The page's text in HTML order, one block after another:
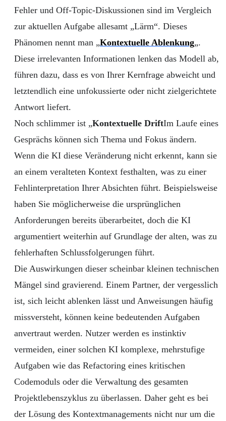
Fehler und Off-Topic-Diskussionen sind im Vergleich
zur aktuellen Aufgabe allesamt „Lärm“. Dieses
Phänomen nennt man „Kontextuelle Ablenkung„.
Diese irrelevanten Informationen lenken das Modell ab,
führen dazu, dass es von Ihrer Kernfrage abweicht und
letztendlich eine unfokussierte oder nicht zielgerichtete
Antwort liefert.
Noch schlimmer ist „Kontextuelle DriftIm Laufe eines
Gesprächs können sich Thema und Fokus ändern.
Wenn die KI diese Veränderung nicht erkennt, kann sie
an einem veralteten Kontext festhalten, was zu einer
Fehlinterpretation Ihrer Absichten führt. Beispielsweise
haben Sie möglicherweise die ursprünglichen
Anforderungen bereits überarbeitet, doch die KI
argumentiert weiterhin auf Grundlage der alten, was zu
fehlerhaften Schlussfolgerungen führt.
Die Auswirkungen dieser scheinbar kleinen technischen
Mängel sind gravierend. Einem Partner, der vergesslich
ist, sich leicht ablenken lässt und Anweisungen häufig
missversteht, können keine bedeutenden Aufgaben
anvertraut werden. Nutzer werden es instinktiv
vermeiden, einer solchen KI komplexe, mehrstufige
Aufgaben wie das Refactoring eines kritischen
Codemoduls oder die Verwaltung des gesamten
Projektlebenszyklus zu überlassen. Daher geht es bei
der Lösung des Kontextmanagements nicht nur um die